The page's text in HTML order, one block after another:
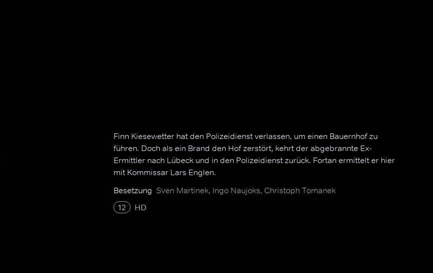
Finn Kiesewetter hat den Polizeidienst verlassen, um einen Bauernhof zu
führen. Doch als ein Brand den Hof zerstört, kehrt der abgebrannte Ex-
Ermittler nach Lübeck und in den Polizeidienst zurück. Fortan ermittelt er hier
mit Kommissar Lars Englen.
Besetzung Sven Martinek, Ingo Naujoks, Christoph Tomanek
12
HD